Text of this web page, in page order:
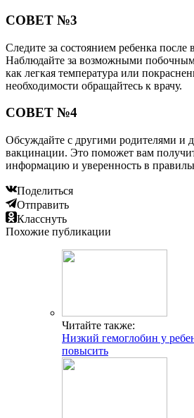
СОВЕТ №3
Следите за состоянием ребенка после
Наблюдайте за возможными
как легкая температура или
необходимости обращайтесь к врачу.
СОВЕТ №4
Обсуждайте с другими родителями и
вакцинации. Это поможет вам
информацию и уверенность в
Поделиться
Отправить
Класснуть
Похожие публикации
Читайте также:
Низкий гемоглобин у
повысить